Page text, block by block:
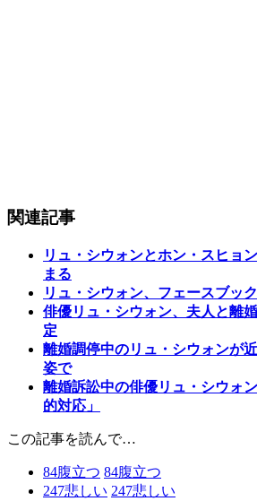
関連記事
リュ・シウォンとホン・スヒョ
まる
リュ・シウォン、フェースブッ
俳優リュ・シウォン、夫人と離
定
離婚調停中のリュ・シウォンが
姿で
離婚訴訟中の俳優リュ・シウォ
的対応」
この記事を読んで…
84腹立つ 84腹立つ
247悲しい 247悲しい